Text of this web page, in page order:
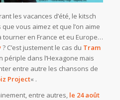
les vacances d’été, le kitsch
vous aimez et que l’on aime
en France et eu Europe…
? C’est justement le cas du Tram
dans l’Hexagone mais
entre autre les chansons de
Project« .
entre autres, le 24 août